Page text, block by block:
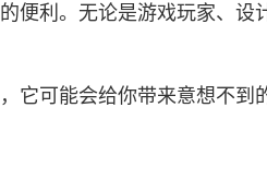
便利。无论是游戏玩家、
它可能会给你带来意想不